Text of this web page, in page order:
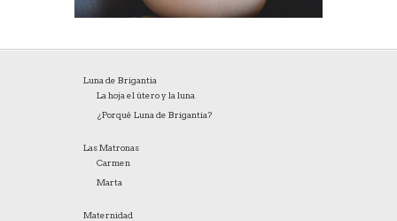
Luna de Brigantia
La hoja el útero y la luna
¿Porqué Luna de Brigantia?
Las Matronas
Carmen
Marta
Maternidad